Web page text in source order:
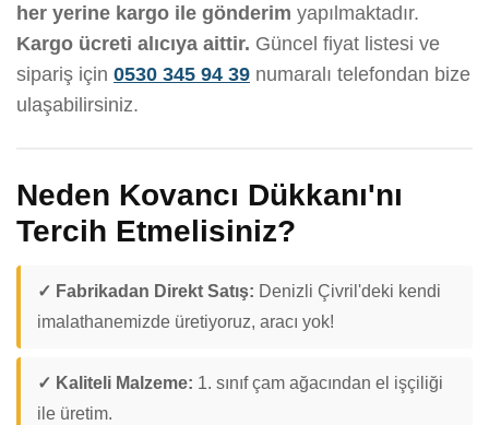
her yerine kargo ile gönderim yapılmaktadır.
Kargo ücreti alıcıya aittir. Güncel fiyat listesi ve
sipariş için 0530 345 94 39 numaralı telefondan bize
ulaşabilirsiniz.
Neden Kovancı Dükkanı'nı
Tercih Etmelisiniz?
✓ Fabrikadan Direkt Satış: Denizli Çivril'deki kendi
imalathanemizde üretiyoruz, aracı yok!
✓ Kaliteli Malzeme: 1. sınıf çam ağacından el işçiliği
ile üretim.